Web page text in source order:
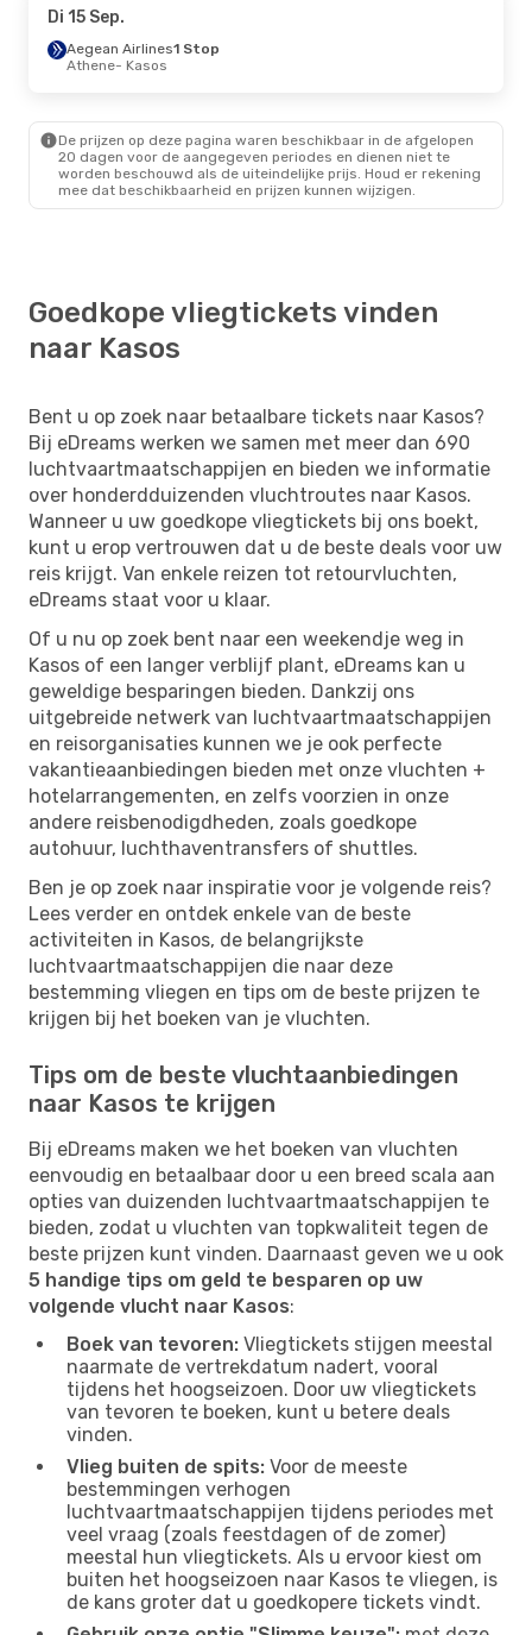
Di 15 Sep.
Aegean Airlines1 Stop
Athene- Kasos
De prijzen op deze pagina waren beschikbaar in de afgelopen
20 dagen voor de aangegeven periodes en dienen niet te
worden beschouwd als de uiteindelijke prijs. Houd er rekening
mee dat beschikbaarheid en prijzen kunnen wijzigen.
Goedkope vliegtickets vinden
naar Kasos
Bent u op zoek naar betaalbare tickets naar Kasos?
Bij eDreams werken we samen met meer dan 690
luchtvaartmaatschappijen en bieden we informatie
over honderdduizenden vluchtroutes naar Kasos.
Wanneer u uw goedkope vliegtickets bij ons boekt,
kunt u erop vertrouwen dat u de beste deals voor uw
reis krijgt. Van enkele reizen tot retourvluchten,
eDreams staat voor u klaar.
Of u nu op zoek bent naar een weekendje weg in
Kasos of een langer verblijf plant, eDreams kan u
geweldige besparingen bieden. Dankzij ons
uitgebreide netwerk van luchtvaartmaatschappijen
en reisorganisaties kunnen we je ook perfecte
vakantieaanbiedingen bieden met onze vluchten +
hotelarrangementen, en zelfs voorzien in onze
andere reisbenodigdheden, zoals goedkope
autohuur, luchthaventransfers of shuttles.
Ben je op zoek naar inspiratie voor je volgende reis?
Lees verder en ontdek enkele van de beste
activiteiten in Kasos, de belangrijkste
luchtvaartmaatschappijen die naar deze
bestemming vliegen en tips om de beste prijzen te
krijgen bij het boeken van je vluchten.
Tips om de beste vluchtaanbiedingen
naar Kasos te krijgen
Bij eDreams maken we het boeken van vluchten
eenvoudig en betaalbaar door u een breed scala aan
opties van duizenden luchtvaartmaatschappijen te
bieden, zodat u vluchten van topkwaliteit tegen de
beste prijzen kunt vinden. Daarnaast geven we u ook
5 handige tips om geld te besparen op uw
volgende vlucht naar Kasos:
Boek van tevoren: Vliegtickets stijgen meestal
naarmate de vertrekdatum nadert, vooral
tijdens het hoogseizoen. Door uw vliegtickets
van tevoren te boeken, kunt u betere deals
vinden.
Vlieg buiten de spits: Voor de meeste
bestemmingen verhogen
luchtvaartmaatschappijen tijdens periodes met
veel vraag (zoals feestdagen of de zomer)
meestal hun vliegtickets. Als u ervoor kiest om
buiten het hoogseizoen naar Kasos te vliegen, is
de kans groter dat u goedkopere tickets vindt.